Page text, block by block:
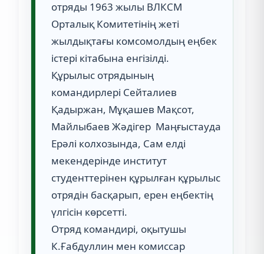
отряды 1963 жылы ВЛКСМ
Орталық Комитетінің жеті
жылдықтағы комсомолдың еңбек
істері кітабына енгізілді.
Құрылыс отрядының
командирлері Сейталиев
Қадыржан, Мұқашев Мақсот,
Майлыбаев Жәдігер Маңғыстауда
Ерәлі колхозында, Сам елді
мекендерінде институт
студенттерінен құрылған құрылыс
отрядін басқарып, ерен еңбектің
үлгісін көрсетті.
Отряд командирі, оқытушы
К.Ғабдуллин мен комиссар